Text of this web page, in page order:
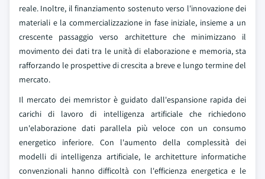
reale. Inoltre, il finanziamento sostenuto verso l'innovazione dei
materiali e la commercializzazione in fase iniziale, insieme a un
crescente passaggio verso architetture che minimizzano il
movimento dei dati tra le unità di elaborazione e memoria, sta
rafforzando le prospettive di crescita a breve e lungo termine del
mercato.
Il mercato dei memristor è guidato dall'espansione rapida dei
carichi di lavoro di intelligenza artificiale che richiedono
un'elaborazione dati parallela più veloce con un consumo
energetico inferiore. Con l'aumento della complessità dei
modelli di intelligenza artificiale, le architetture informatiche
convenzionali hanno difficoltà con l'efficienza energetica e le